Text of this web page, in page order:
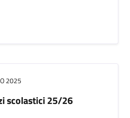
2025
scolastici 25/26